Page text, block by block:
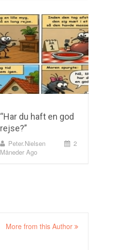
“Har du haft en god
rejse?”
Peter.nielsen
2
Måneder Ago
More from this Author